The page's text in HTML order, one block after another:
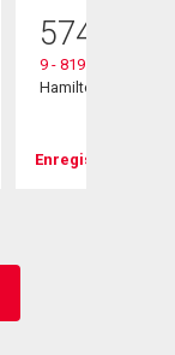
574 900
9 - 819 Upper
Hamilton, ON
Enregistrer